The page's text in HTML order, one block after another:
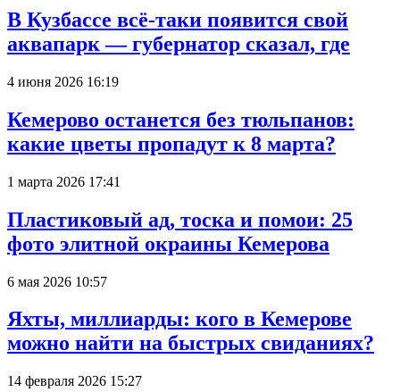
В Кузбассе всё-таки появится свой
аквапарк — губернатор сказал, где
4 июня 2026 16:19
Кемерово останется без тюльпанов:
какие цветы пропадут к 8 марта?
1 марта 2026 17:41
Пластиковый ад, тоска и помои: 25
фото элитной окраины Кемерова
6 мая 2026 10:57
Яхты, миллиарды: кого в Кемерове
можно найти на быстрых свиданиях?
14 февраля 2026 15:27